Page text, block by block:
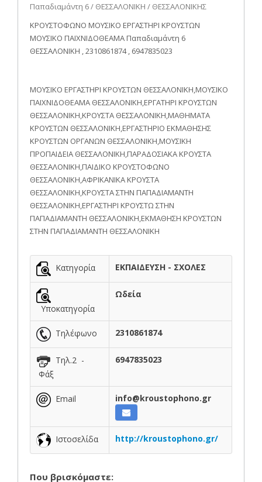
Παπαδιαμάντη 6 / ΘΕΣΣΑΛΟΝΙΚΗ / ΘΕΣΣΑΛΟΝΙΚΗΣ
ΚΡΟΥΣΤΟΦΩΝΟ ΜΟΥΣΙΚΟ ΕΡΓΑΣΤΗΡΙ ΚΡΟΥΣΤΩΝ
ΜΟΥΣΙΚΟ ΠΑΙΧΝΙΔΟΘΕΑΜΑ Παπαδιαμάντη 6
ΘΕΣΣΑΛΟΝΙΚΗ , 2310861874 , 6947835023
ΜΟΥΣΙΚΟ ΕΡΓΑΣΤΗΡΙ ΚΡΟΥΣΤΩΝ ΘΕΣΣΑΛΟΝΙΚΗ,ΜΟΥΣΙΚΟ
ΠΑΙΧΝΙΔΟΘΕΑΜΑ ΘΕΣΣΑΛΟΝΙΚΗ,ΕΡΓΑΤΗΡΙ ΚΡΟΥΣΤΩΝ
ΘΕΣΣΑΛΟΝΙΚΗ,ΚΡΟΥΣΤΑ ΘΕΣΣΑΛΟΝΙΚΗ,ΜΑΘΗΜΑΤΑ
ΚΡΟΥΣΤΩΝ ΘΕΣΣΑΛΟΝΙΚΗ,ΕΡΓΑΣΤΗΡΙΟ ΕΚΜΑΘΗΣΗΣ
ΚΡΟΥΣΤΩΝ ΟΡΓΑΝΩΝ ΘΕΣΣΑΛΟΝΙΚΗ,ΜΟΥΣΙΚΗ
ΠΡΟΠΑΙΔΕΙΑ ΘΕΣΣΑΛΟΝΙΚΗ,ΠΑΡΑΔΟΣΙΑΚΑ ΚΡΟΥΣΤΑ
ΘΕΣΣΑΛΟΝΙΚΗ,ΠΑΙΔΙΚΟ ΚΡΟΥΣΤΟΦΩΝΟ
ΘΕΣΣΑΛΟΝΙΚΗ,ΑΦΡΙΚΑΝΙΚΑ ΚΡΟΥΣΤΑ
ΘΕΣΣΑΛΟΝΙΚΗ,ΚΡΟΥΣΤΑ ΣΤΗΝ ΠΑΠΑΔΙΑΜΑΝΤΗ
ΘΕΣΣΑΛΟΝΙΚΗ,ΕΡΓΑΣΤΗΡΙ ΚΡΟΥΣΤΩ ΣΤΗΝ
ΠΑΠΑΔΙΑΜΑΝΤΗ ΘΕΣΣΑΛΟΝΙΚΗ,ΕΚΜΑΘΗΣΗ ΚΡΟΥΣΤΩΝ
ΣΤΗΝ ΠΑΠΑΔΙΑΜΑΝΤΗ ΘΕΣΣΑΛΟΝΙΚΗ
Κατηγορία ΕΚΠΑΙΔΕΥΣΗ - ΣΧΟΛΕΣ
Υποκατηγορία
Ωδεία
Τηλέφωνο 2310861874
Τηλ.2 -
Φάξ
6947835023
Email info@kroustophono.gr
Ιστοσελίδα http://kroustophono.gr/
Που βρισκόμαστε: